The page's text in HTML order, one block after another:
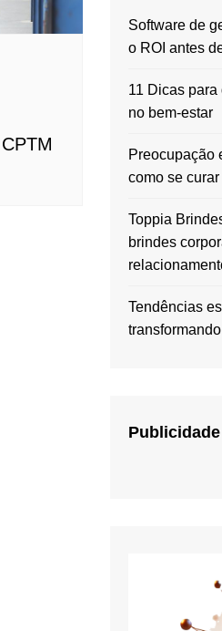
Software de
o ROI antes
11 Dicas para
no bem-estar
Preocupação
como se curar
Toppia
brindes
Tendências
Publicidade